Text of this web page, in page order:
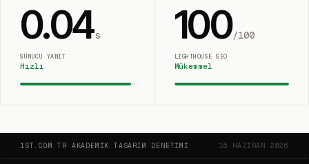
0.04s
SUNUCU YANIT
Hızlı
100/100
LIGHTHOUSE SEO
Mükemmel
1ST.COM.TR AKADEMIK TASARIM DENETIMI 16 HAZIRAN 2026